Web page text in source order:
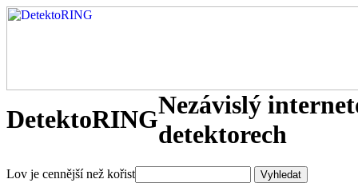
DetektoRINGNezávislý
detektorech
Lov je cennější než kořist